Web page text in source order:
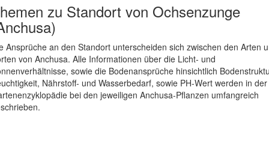
zu Standort von Ochsenzunge
Ansprüche an den Standort unterscheiden sich zwischen den Arten
von Anchusa. Alle Informationen über die Licht- und
sowie die Bodenansprüche hinsichtlich
Nährstoff- und Wasserbedarf, sowie PH-Wert werden in der
bei den jeweiligen Anchusa-Pflanzen umfangreich